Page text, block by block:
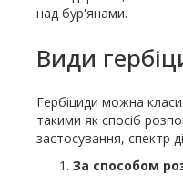
над бур'янами.
Види
Гербіциди можна
такими як спосіб
застосування, спектр
За способом